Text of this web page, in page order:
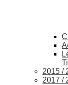
2015 /
2017 /